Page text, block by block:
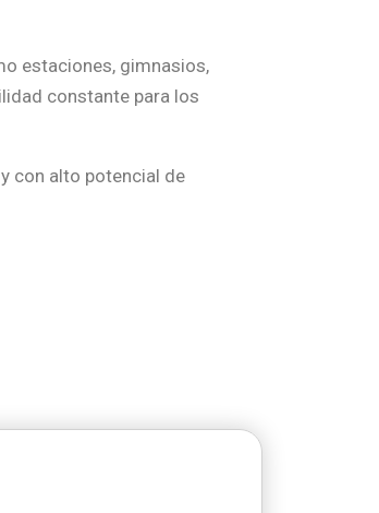
estaciones, gimnasios,
constante para los
con alto potencial de